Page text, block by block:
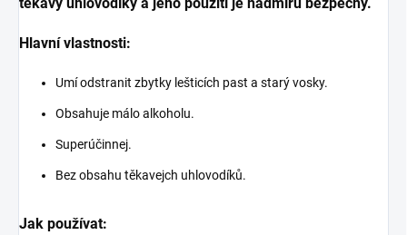
Hlavní vlastnosti:
Umí odstranit zbytky lešticích past a starý vosky.
Obsahuje málo alkoholu.
Superúčinnej.
Bez obsahu těkavejch uhlovodíků.
Jak používat: